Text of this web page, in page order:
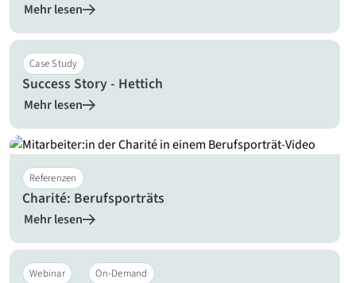
Mehr lesen
Case Study
Success Story - Hettich
Mehr lesen
Referenzen
Charité: Berufsporträts
Mehr lesen
Webinar On-Demand